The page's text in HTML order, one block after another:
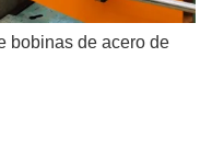
bobinas de acero de